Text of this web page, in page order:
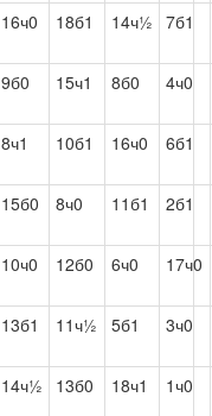
16ч0 18б1 14ч½ 7б1
9б0 15ч1 8б0 4ч0
8ч1 10б1 16ч0 6б1
15б0 8ч0 11б1 2б1
10ч0 12б0 6ч0 17ч0
13б1 11ч½ 5б1 3ч0
14ч½ 13б0 18ч1 1ч0